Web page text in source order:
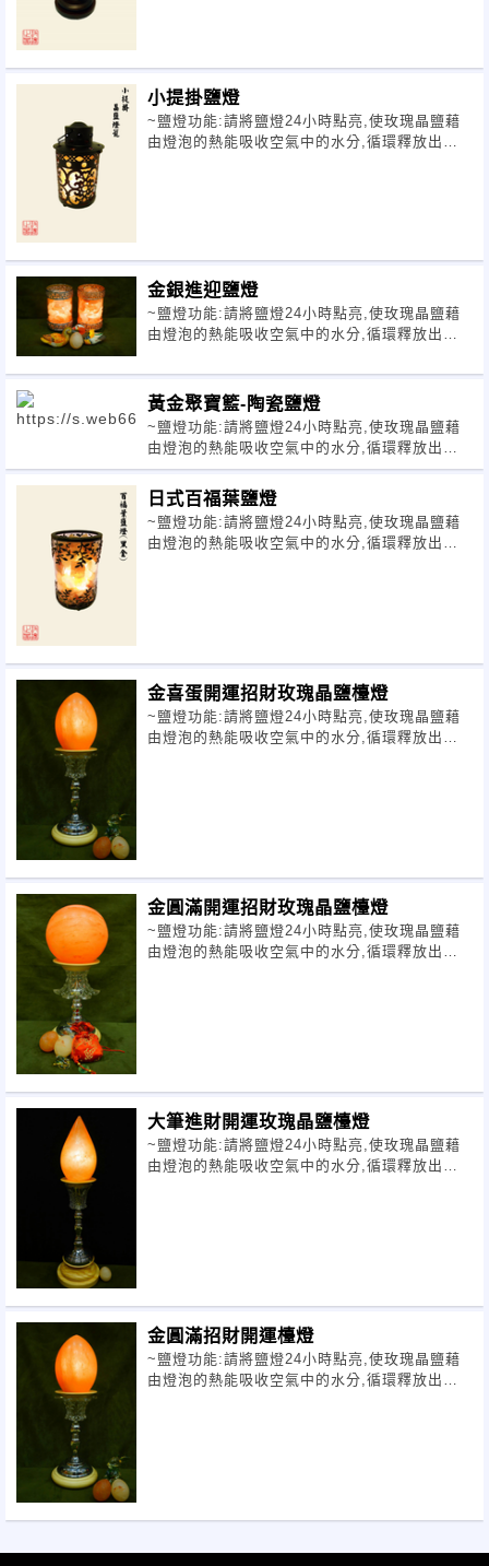
小提掛鹽燈
~鹽燈功能:請將鹽燈24小時點亮,使玫瑰晶鹽藉
由燈泡的熱能吸收空氣中的水分,循環釋放出負
金銀進迎鹽燈
~鹽燈功能:請將鹽燈24小時點亮,使玫瑰晶鹽藉
由燈泡的熱能吸收空氣中的水分,循環釋放出負
黃金聚寶籃-陶瓷鹽燈
~鹽燈功能:請將鹽燈24小時點亮,使玫瑰晶鹽藉
由燈泡的熱能吸收空氣中的水分,循環釋放出負
離子,進而淨化空氣,降低塵螨,改
日式百福葉鹽燈
~鹽燈功能:請將鹽燈24小時點亮,使玫瑰晶鹽藉
由燈泡的熱能吸收空氣中的水分,循環釋放出負
金喜蛋開運招財玫瑰晶鹽檯燈
~鹽燈功能:請將鹽燈24小時點亮,使玫瑰晶鹽藉
由燈泡的熱能吸收空氣中的水分,循環釋放出負
金圓滿開運招財玫瑰晶鹽檯燈
~鹽燈功能:請將鹽燈24小時點亮,使玫瑰晶鹽藉
由燈泡的熱能吸收空氣中的水分,循環釋放出負
大筆進財開運玫瑰晶鹽檯燈
~鹽燈功能:請將鹽燈24小時點亮,使玫瑰晶鹽藉
由燈泡的熱能吸收空氣中的水分,循環釋放出負
金圓滿招財開運檯燈
~鹽燈功能:請將鹽燈24小時點亮,使玫瑰晶鹽藉
由燈泡的熱能吸收空氣中的水分,循環釋放出負